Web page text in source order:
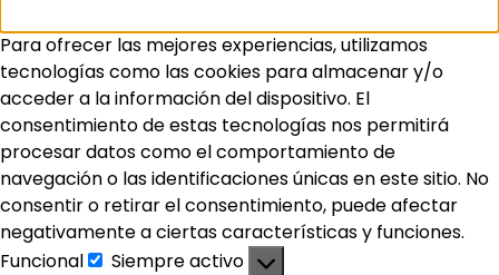
Para ofrecer las mejores experiencias, utilizamos
tecnologías como las cookies para almacenar y/o
acceder a la información del dispositivo. El
consentimiento de estas tecnologías nos permitirá
procesar datos como el comportamiento de
navegación o las identificaciones únicas en este sitio. No
consentir o retirar el consentimiento, puede afectar
negativamente a ciertas características y funciones.
Funcional
Siempre activo